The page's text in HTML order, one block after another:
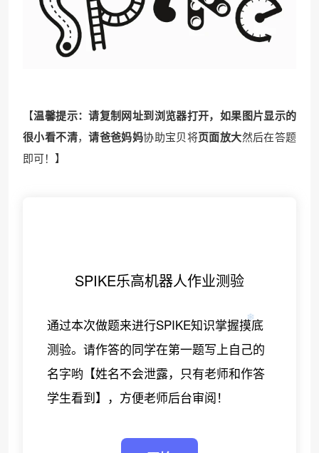
【温馨提示：请复制网址到浏览器打开，如果图片显示的
很小看不清，请爸爸妈妈协助宝贝将页面放大然后在答题
即可！】
SPIKE乐高机器人作业测验
通过本次做题来进行SPIKE知识掌握摸底
测验。请作答的同学在第一题写上自己的
名字哟【姓名不会泄露，只有老师和作答
学生看到】，方便老师后台审阅！